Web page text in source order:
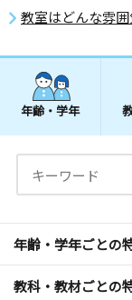
教室はどんな雰
年齢・学年
年齢・学年ごとの
教科・教材ごとの